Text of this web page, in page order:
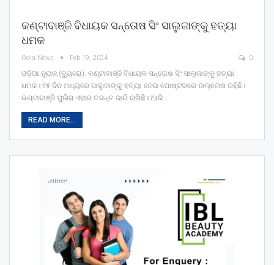
କଣ୍ଟାବାଞ୍ଜି ବିଧାୟକ ସନ୍ତୋଷ ସିଂ ସାଲୁଜାଙ୍କୁ ହତ୍ୟା
ଧମକ
Odia News Feb 19, 2024 0
ଓଡ଼ିଆ ନ୍ୟୁଜ,(ବ୍ୟୁରୋ): କଣ୍ଟାବାଞ୍ଜି ବିଧାୟକ ସନ୍ତୋଷ ସିଂ ସାଲୁଜାଙ୍କୁ ହତ୍ୟା
ଧମକ। ୧୫ ଦିନ ମଧ୍ୟରେ ସାଲୁଜାଙ୍କୁ ହତ୍ୟା ନେଇ ପୋଷ୍ଟରରେ ଉଲ୍ଲେଖ ରହିଛି।
କଣ୍ଟାବାଞ୍ଜି ପୁଲିସ ଏହାର ତଦନ୍ତ ଜାରି ରଖିଛି। ଆଜି…
READ MORE...